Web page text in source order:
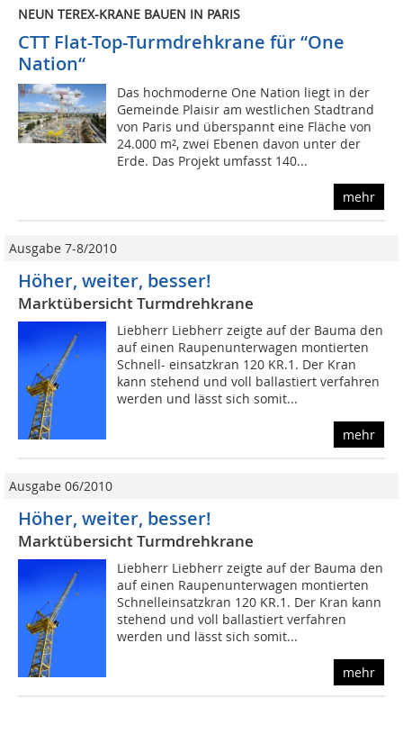
NEUN TEREX-KRANE BAUEN IN PARIS
CTT Flat-Top-Turmdrehkrane für “One
Nation“
Das hochmoderne One Nation liegt in der
Gemeinde Plaisir am westlichen Stadtrand
von Paris und überspannt eine Fläche von
24.000 m², zwei Ebenen davon unter der
Erde. Das Projekt umfasst 140...
mehr
Ausgabe 7-8/2010
Höher, weiter, besser!
Marktübersicht Turmdrehkrane
Liebherr Liebherr zeigte auf der Bauma den
auf einen Raupenunterwagen montierten
Schnell- einsatzkran 120 KR.1. Der Kran
kann stehend und voll ballastiert verfahren
werden und lässt sich somit...
mehr
Ausgabe 06/2010
Höher, weiter, besser!
Marktübersicht Turmdrehkrane
Liebherr Liebherr zeigte auf der Bauma den
auf einen Raupenunterwagen montierten
Schnelleinsatzkran 120 KR.1. Der Kran kann
stehend und voll ballastiert verfahren
werden und lässt sich somit...
mehr